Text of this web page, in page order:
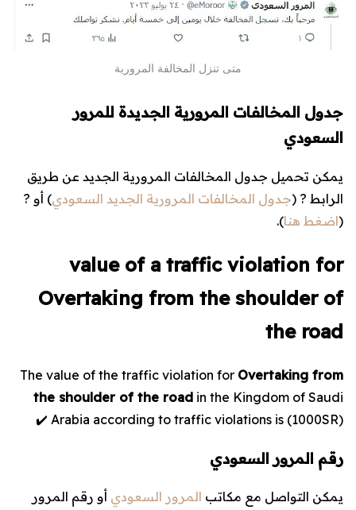
متى تنزل المخالفة المرورية
جدول المخالفات المرورية الجديدة للمرور
السعودي
يمكن تحميل جدول المخالفات المرورية الجديد عن طريق
الرابط ? (جدول المخالفات المرورية الجديد السعودي) أو ?
(اضغط هنا).
value of a traffic violation for
Overtaking from the shoulder of
the road
The value of the traffic violation for Overtaking from
the shoulder of the road in the Kingdom of Saudi
Arabia according to traffic violations is (1000SR) ✔️
رقم المرور السعودي
يمكن التواصل مع مكاتب المرور السعودي أو رقم المرور